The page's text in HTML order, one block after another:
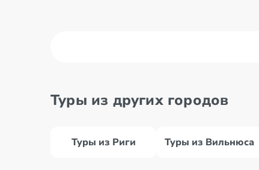
Туры из других городов
Туры из Риги Туры из Вильнюса